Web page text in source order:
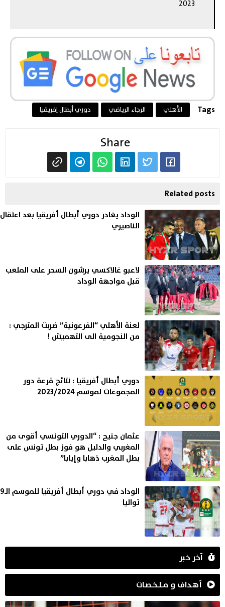
2023
Tags الأهلي الرجاء الرياضي دوري أبطال إفريقيا
Share
Related posts
الوداد يغادر دوري أبطال أفريقيا بعد اعتقال
الناصيري
لاعبو غالاكسي يرشون السحر على الملعب
قبل مواجهة الوداد
لعنة الأهلي “الفرعونية” ضربت المترجي :
من النجومية الى التهميش !
دوري أبطال أفريقيا : نتائج قرعة دور
المجموعات لموسم 2023/2024
عثمان جنيح : “الدوري التونسي أقوى من
المغربي والدليل هو فوز بطل تونس على
بطل المغرب ذهابا وإيابا”
الوداد في دوري أبطال أفريقيا للموسم الـ9
تواليا
آخر خبر
أهـداف و مـلـخـصـات